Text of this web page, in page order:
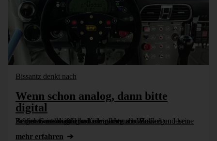
Bissantz denkt nach
Wenn schon analog, dann bitte
digital
Betriebswirtschaftliche Kennzahlen sind Zahlen und keine Zeiger. Geschwindigkeit übrigens auch. Deswegen lesen Profis sie nur digital und nie analog ab. Was Informationsdesigner von den Instrumenten [...]
mehr erfahren